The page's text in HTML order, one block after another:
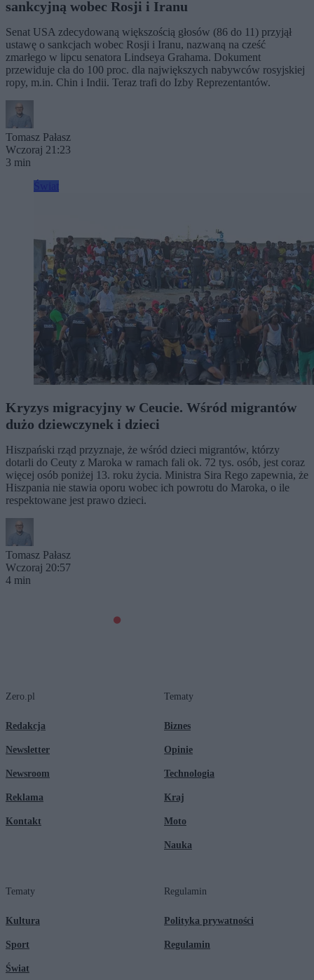
sankcyjną wobec Rosji i Iranu
Senat USA zdecydowaną większością głosów (86 do 11) przyjął
ustawę o sankcjach wobec Rosji i Iranu, nazwaną na cześć
zmarłego w lipcu senatora Lindseya Grahama. Dokument
przewiduje cła do 100 proc. dla największych nabywców rosyjskiej
ropy, m.in. Chin i Indii. Teraz trafi do Izby Reprezentantów.
Tomasz Pałasz
Wczoraj 21:23
3 min
Kryzys migracyjny w Ceucie. Wśród migrantów
dużo dziewczynek i dzieci
Hiszpański rząd przyznaje, że wśród dzieci migrantów, którzy
dotarli do Ceuty z Maroka w ramach fali ok. 72 tys. osób, jest coraz
więcej osób poniżej 13. roku życia. Ministra Sira Rego zapewnia, że
Hiszpania nie stawia oporu wobec ich powrotu do Maroka, o ile
respektowane jest prawo dzieci.
Tomasz Pałasz
Wczoraj 20:57
4 min
Zero.pl
Redakcja
Newsletter
Newsroom
Reklama
Kontakt
Tematy
Biznes
Opinie
Technologia
Kraj
Moto
Nauka
Tematy
Kultura
Sport
Świat
Regulamin
Polityka prywatności
Regulamin